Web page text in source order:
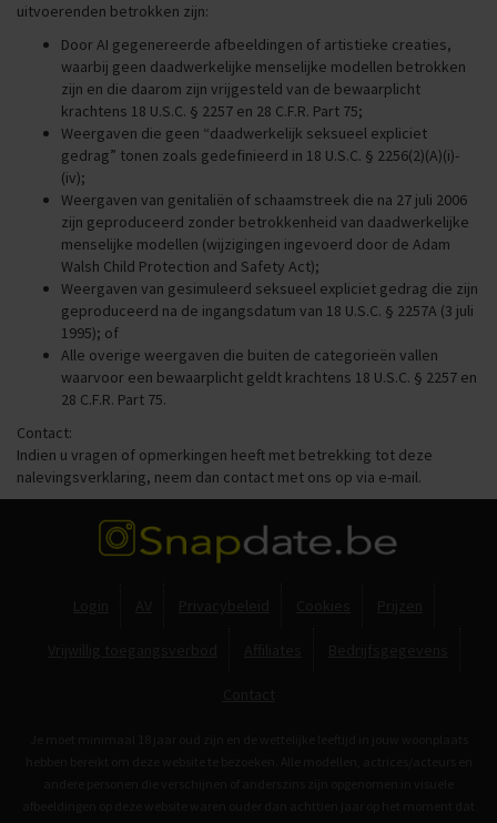
uitvoerenden betrokken zijn:
Door AI gegenereerde afbeeldingen of artistieke creaties,
waarbij geen daadwerkelijke menselijke modellen betrokken
zijn en die daarom zijn vrijgesteld van de bewaarplicht
krachtens 18 U.S.C. § 2257 en 28 C.F.R. Part 75;
Weergaven die geen “daadwerkelijk seksueel expliciet
gedrag” tonen zoals gedefinieerd in 18 U.S.C. § 2256(2)(A)(i)-
(iv);
Weergaven van genitaliën of schaamstreek die na 27 juli 2006
zijn geproduceerd zonder betrokkenheid van daadwerkelijke
menselijke modellen (wijzigingen ingevoerd door de Adam
Walsh Child Protection and Safety Act);
Weergaven van gesimuleerd seksueel expliciet gedrag die zijn
geproduceerd na de ingangsdatum van 18 U.S.C. § 2257A (3 juli
1995); of
Alle overige weergaven die buiten de categorieën vallen
waarvoor een bewaarplicht geldt krachtens 18 U.S.C. § 2257 en
28 C.F.R. Part 75.
Contact:
Indien u vragen of opmerkingen heeft met betrekking tot deze
nalevingsverklaring, neem dan contact met ons op via e-mail.